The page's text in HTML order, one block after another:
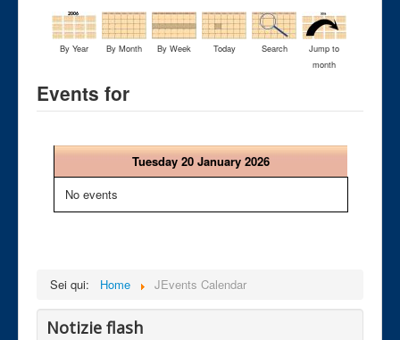
By Year By Month By Week Today Search
Jump to
month
Events for
Tuesday 20 January 2026
No events
Sei qui: Home JEvents Calendar
Notizie flash